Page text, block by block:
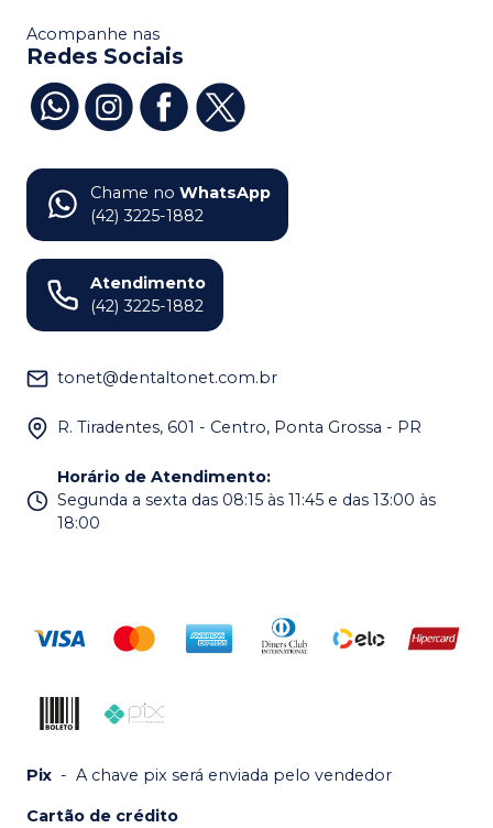
Acompanhe nas
Redes Sociais
Chame no WhatsApp
(42) 3225-1882
Atendimento
(42) 3225-1882
tonet@dentaltonet.com.br
R. Tiradentes, 601 - Centro, Ponta Grossa - PR
Horário de Atendimento:
Segunda a sexta das 08:15 às 11:45 e das 13:00 às
18:00
Pix - A chave pix será enviada pelo vendedor
Cartão de crédito